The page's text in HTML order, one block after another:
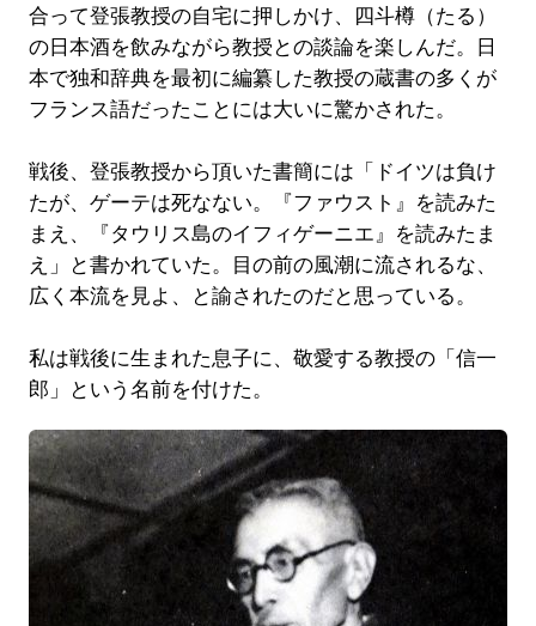
合って登張教授の自宅に押しかけ、四斗樽（たる）
の日本酒を飲みながら教授との談論を楽しんだ。日
本で独和辞典を最初に編纂した教授の蔵書の多くが
フランス語だったことには大いに驚かされた。
戦後、登張教授から頂いた書簡には「ドイツは負け
たが、ゲーテは死なない。『ファウスト』を読みた
まえ、『タウリス島のイフィゲーニエ』を読みたま
え」と書かれていた。目の前の風潮に流されるな、
広く本流を見よ、と諭されたのだと思っている。
私は戦後に生まれた息子に、敬愛する教授の「信一
郎」という名前を付けた。